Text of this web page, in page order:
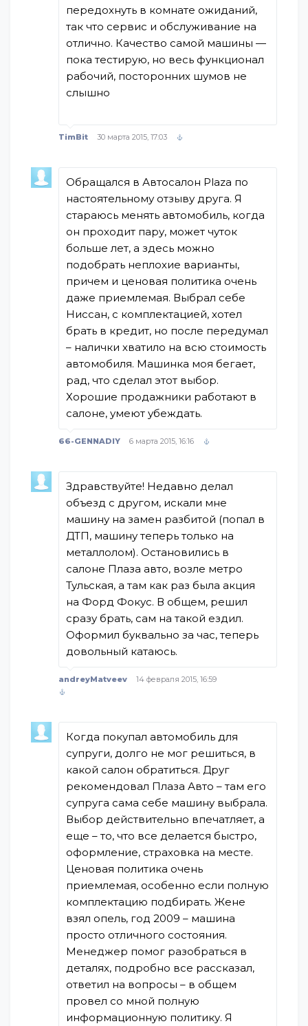
передохнуть в комнате ожиданий,
так что сервис и обслуживание на
отлично. Качество самой машины —
пока тестирую, но весь функционал
рабочий, посторонних шумов не
слышно
TimBit 30 марта 2015, 17:03
Обращался в Автосалон Plaza по
настоятельному отзыву друга. Я
стараюсь менять автомобиль, когда
он проходит пару, может чуток
больше лет, а здесь можно
подобрать неплохие варианты,
причем и ценовая политика очень
даже приемлемая. Выбрал себе
Ниссан, с комплектацией, хотел
брать в кредит, но после передумал
– налички хватило на всю стоимость
автомобиля. Машинка моя бегает,
рад, что сделал этот выбор.
Хорошие продажники работают в
салоне, умеют убеждать.
66-GENNADIY 6 марта 2015, 16:16
Здравствуйте! Недавно делал
объезд с другом, искали мне
машину на замен разбитой (попал в
ДТП, машину теперь только на
металлолом). Остановились в
салоне Плаза авто, возле метро
Тульская, а там как раз была акция
на Форд Фокус. В общем, решил
сразу брать, сам на такой ездил.
Оформил буквально за час, теперь
довольный катаюсь.
andreyMatveev 14 февраля 2015, 16:59
Когда покупал автомобиль для
супруги, долго не мог решиться, в
какой салон обратиться. Друг
рекомендовал Плаза Авто – там его
супруга сама себе машину выбрала.
Выбор действительно впечатляет, а
еще – то, что все делается быстро,
оформление, страховка на месте.
Ценовая политика очень
приемлемая, особенно если полную
комплектацию подбирать. Жене
взял опель, год 2009 – машина
просто отличного состояния.
Менеджер помог разобраться в
деталях, подробно все рассказал,
ответил на вопросы – в общем
провел со мной полную
информационную политику. Я